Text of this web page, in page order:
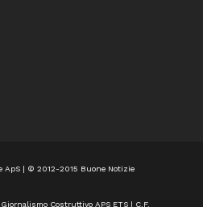
ApS | © 2012-2015 Buone Notizie
Costruttivo APS ETS | C.F.